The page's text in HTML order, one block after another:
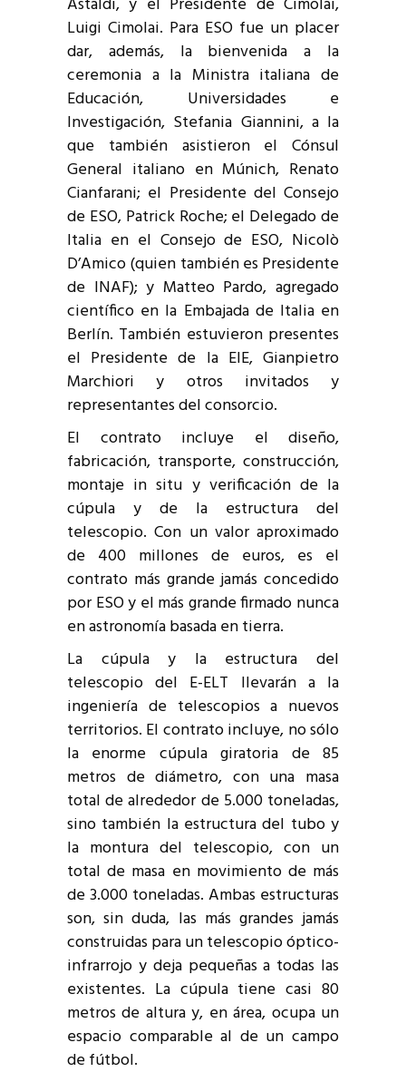
Luigi Cimolai. Para ESO fue un placer
dar, además, la bienvenida a la
ceremonia a la Ministra italiana de
Educación, Universidades e
Investigación, Stefania Giannini, a la
que también asistieron el Cónsul
General italiano en Múnich, Renato
Cianfarani; el Presidente del Consejo
de ESO, Patrick Roche; el Delegado de
Italia en el Consejo de ESO, Nicolò
D’Amico (quien también es Presidente
de INAF); y Matteo Pardo, agregado
científico en la Embajada de Italia en
Berlín. También estuvieron presentes
el Presidente de la EIE, Gianpietro
Marchiori y otros invitados y
representantes del consorcio.
El contrato incluye el diseño,
fabricación, transporte, construcción,
montaje in situ y verificación de la
cúpula y de la estructura del
telescopio. Con un valor aproximado
de 400 millones de euros, es el
contrato más grande jamás concedido
por ESO y el más grande firmado nunca
en astronomía basada en tierra.
La cúpula y la estructura del
telescopio del E-ELT llevarán a la
ingeniería de telescopios a nuevos
territorios. El contrato incluye, no sólo
la enorme cúpula giratoria de 85
metros de diámetro, con una masa
total de alrededor de 5.000 toneladas,
sino también la estructura del tubo y
la montura del telescopio, con un
total de masa en movimiento de más
de 3.000 toneladas. Ambas estructuras
son, sin duda, las más grandes jamás
construidas para un telescopio óptico-
infrarrojo y deja pequeñas a todas las
existentes. La cúpula tiene casi 80
metros de altura y, en área, ocupa un
espacio comparable al de un campo
de fútbol.